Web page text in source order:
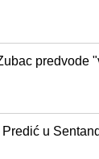
predvode
u